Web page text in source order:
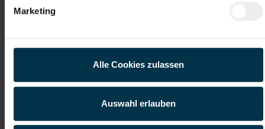
Marketing
Alle Cookies zulassen
Auswahl erlauben
Steyr
anzeigen